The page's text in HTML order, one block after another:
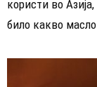
користи во
било какво